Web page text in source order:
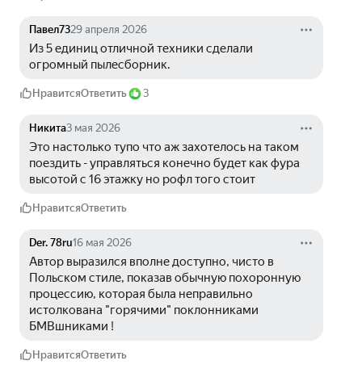
Павел7329 апреля 2026
Из 5 единиц отличной техники сделали
огромный пылесборник.
НравитсяОтветить 3
Никита3 мая 2026
Это настолько тупо что аж захотелось на таком
поездить - управляться конечно будет как фура
высотой с 16 этажку но рофл того стоит
НравитсяОтветить
Der. 78ru16 мая 2026
Автор выразился вполне доступно, чисто в
Польском стиле, показав обычную похоронную
процессию, которая была неправильно
истолкована "горячими" поклонниками
БМВшниками !
НравитсяОтветить